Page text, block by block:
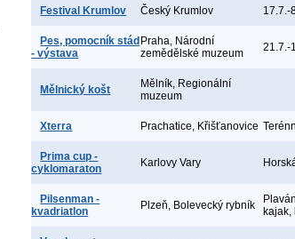
Festival Krumlov Český Krumlov 17.7.-
Pes, pomocník stád
- výstava
Praha, Národní
zemědělské muzeum
21.7.-
Mělnický košt
Mělník, Regionální
muzeum
Xterra Prachatice, Křišťanovice
Prima cup -
cyklomaraton
Karlovy Vary
Pilsenman -
kvadriatlon
Plzeň, Bolevecký rybník
kajak,